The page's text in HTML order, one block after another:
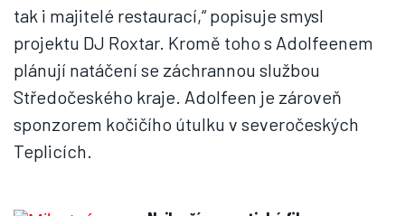
tak i majitelé restaurací,“ popisuje smysl
projektu DJ Roxtar. Kromě toho s Adolfeenem
plánují natáčení se záchrannou službou
Středočeského kraje. Adolfeen je zároveň
sponzorem kočičího útulku v severočeských
Teplicích.